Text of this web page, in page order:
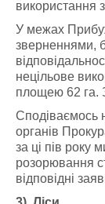
використання
У межах
зверненнями,
нецільове
площею 62 га.
Сподіваємось
органів
за ці пів року
розорювання
відповідні